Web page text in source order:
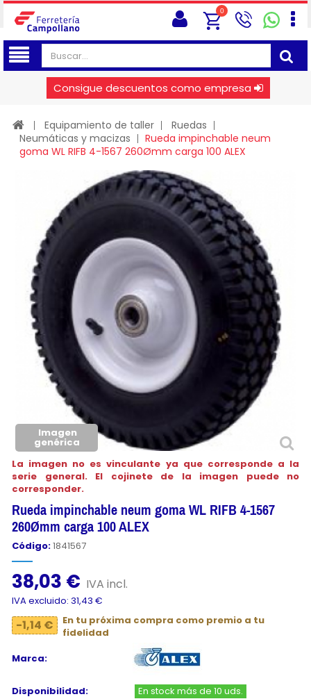
0
Consigue descuentos como empresa
Equipamiento de taller
Ruedas
Neumáticas y macizas
Rueda impinchable neum
goma WL RIFB 4-1567 260Ømm carga 100 ALEX
Imagen
genérica
La imagen no es vinculante ya que corresponde a la
serie general. El cojinete de la imagen puede no
corresponder.
Rueda impinchable neum goma WL RIFB 4-1567
260Ømm carga 100 ALEX
Código:1841567
38,03 € IVA incl.
IVA excluido: 31,43 €
-1,14 €
En tu próxima compra como premio a tu
fidelidad
Marca:
Disponibilidad:
En stock más de 10 uds.